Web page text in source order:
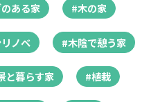
ある家 #木の家
ノベ #木陰で憩う家
と暮らす家 #植栽